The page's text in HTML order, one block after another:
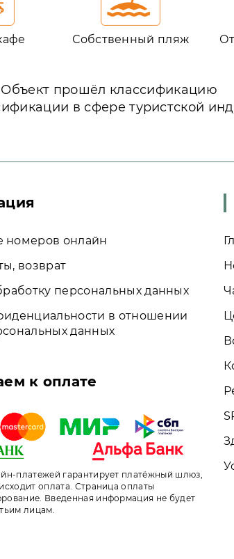
Собственный пляж
прошёл классификацию
в сфере туристской
номеров онлайн
возврат
персональных данных
в отношении
данных
к оплате
платежей гарантирует платёжный шлюз,
оплата. Страница оплаты
Введенная информация не будет
лицам.